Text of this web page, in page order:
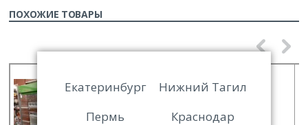
ПОХОЖИЕ ТОВАРЫ
Екатеринбург
Нижний Тагил
Пермь
Краснодар